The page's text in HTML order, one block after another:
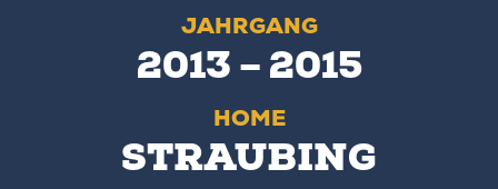
JAHRGANG
2013 – 2015
HOME
STRAUBING